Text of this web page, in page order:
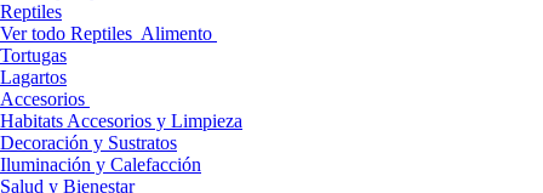
Reptiles
Ver todo Reptiles Alimento
Tortugas
Lagartos
Accesorios
Habitats Accesorios y Limpieza
Decoración y Sustratos
Iluminación y Calefacción
Salud y Bienestar